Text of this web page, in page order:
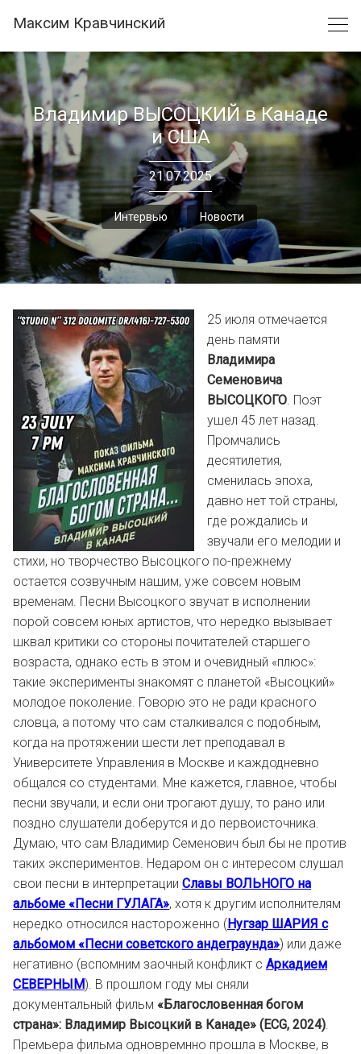
content
Максим Кравчинский
Владимир ВЫСОЦКИЙ в Канаде
и США
21.07.2025
Интервью Новости
25 июля отмечается
день памяти
Владимира
Семеновича
ВЫСОЦКОГО. Поэт
ушел 45 лет назад.
Промчались
десятилетия,
сменилась эпоха,
давно нет той страны,
где рождались и
звучали его мелодии и
стихи, но творчество Высоцкого по-прежнему
остается созвучным нашим, уже совсем новым
временам. Песни Высоцкого звучат в исполнении
порой совсем юных артистов, что нередко вызывает
шквал критики со стороны почитателей старшего
возраста, однако есть в этом и очевидный «плюс»:
такие эксперименты знакомят с планетой «Высоцкий»
молодое поколение. Говорю это не ради красного
словца, а потому что сам сталкивался с подобным,
когда на протяжении шести лет преподавал в
Университете Управления в Москве и каждодневно
общался со студентами. Мне кажется, главное, чтобы
песни звучали, и если они трогают душу, то рано или
поздно слушатели доберутся и до первоисточника.
Думаю, что сам Владимир Семенович был бы не против
таких экспериментов. Недаром он с интересом слушал
свои песни в интерпретации Славы ВОЛЬНОГО на
альбоме «Песни ГУЛАГА», хотя к другим исполнителям
нередко относился настороженно (Нугзар ШАРИЯ с
альбомом «Песни советского андеграунда») или даже
негативно (вспомним заочный конфликт с Аркадием
СЕВЕРНЫМ). В прошлом году мы сняли
документальный фильм «Благословенная богом
страна»: Владимир Высоцкий в Канаде» (ECG, 2024).
Премьера фильма одновремнно прошла в Москве, в